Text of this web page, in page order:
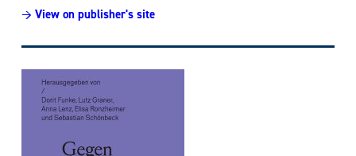
→ View on publisher's site